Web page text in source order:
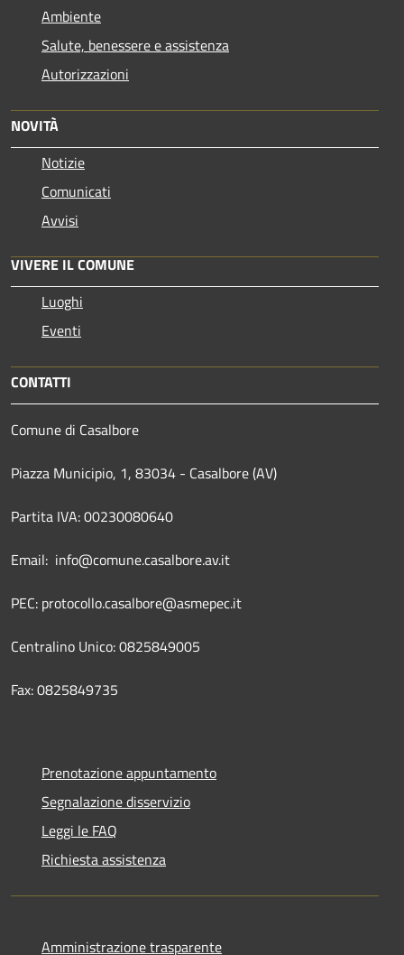
Ambiente
Salute, benessere e assistenza
Autorizzazioni
NOVITÀ
Notizie
Comunicati
Avvisi
VIVERE IL COMUNE
Luoghi
Eventi
CONTATTI
Comune di Casalbore
Piazza Municipio, 1, 83034 - Casalbore (AV)
Partita IVA: 00230080640
Email: info@comune.casalbore.av.it
PEC: protocollo.casalbore@asmepec.it
Centralino Unico: 0825849005
Fax: 0825849735
Prenotazione appuntamento
Segnalazione disservizio
Leggi le FAQ
Richiesta assistenza
Amministrazione trasparente